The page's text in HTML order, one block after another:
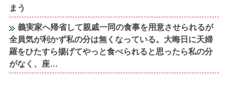
まう
義実家へ帰省して親戚一同の食事を用意させられるが
全員気が利かず私の分は無くなっている。大晦日に天婦
羅をひたすら揚げてやっと食べられると思ったら私の分
がなく、座…